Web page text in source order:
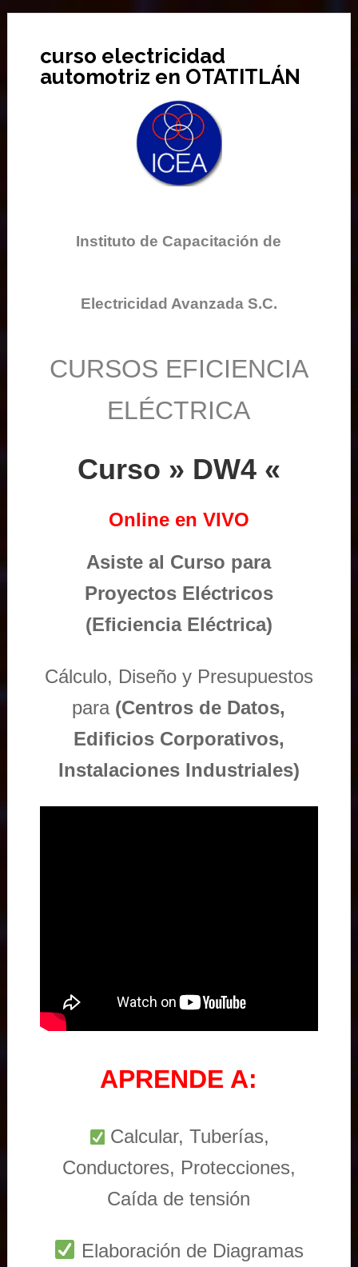
curso electricidad
automotriz en OTATITLÁN
Instituto de Capacitación de
Electricidad Avanzada S.C.
CURSOS EFICIENCIA
ELÉCTRICA
Curso » DW4 «
Online en VIVO
Asiste al Curso para
Proyectos Eléctricos
(Eficiencia Eléctrica)
Cálculo, Diseño y Presupuestos
para (Centros de Datos,
Edificios Corporativos,
Instalaciones Industriales)
APRENDE A:
Calcular, Tuberías,
Conductores, Protecciones,
Caída de tensión
Elaboración de Diagramas